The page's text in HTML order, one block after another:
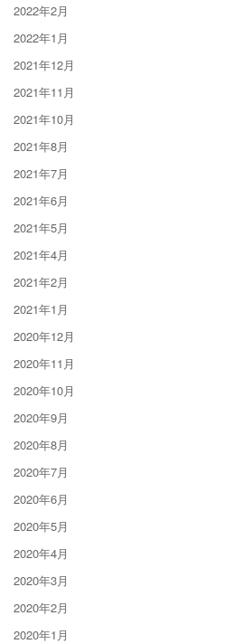
2022年2月
2022年1月
2021年12月
2021年11月
2021年10月
2021年8月
2021年7月
2021年6月
2021年5月
2021年4月
2021年2月
2021年1月
2020年12月
2020年11月
2020年10月
2020年9月
2020年8月
2020年7月
2020年6月
2020年5月
2020年4月
2020年3月
2020年2月
2020年1月